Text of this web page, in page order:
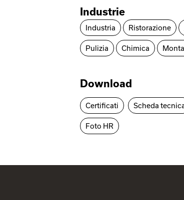
Industrie
Industria Ristorazione
Pulizia Chimica
Download
Certificati Scheda
Foto HR